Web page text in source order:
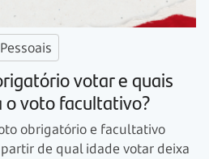
votar e quais
o voto facultativo?
obrigatório e facultativo
de qual idade votar deixa